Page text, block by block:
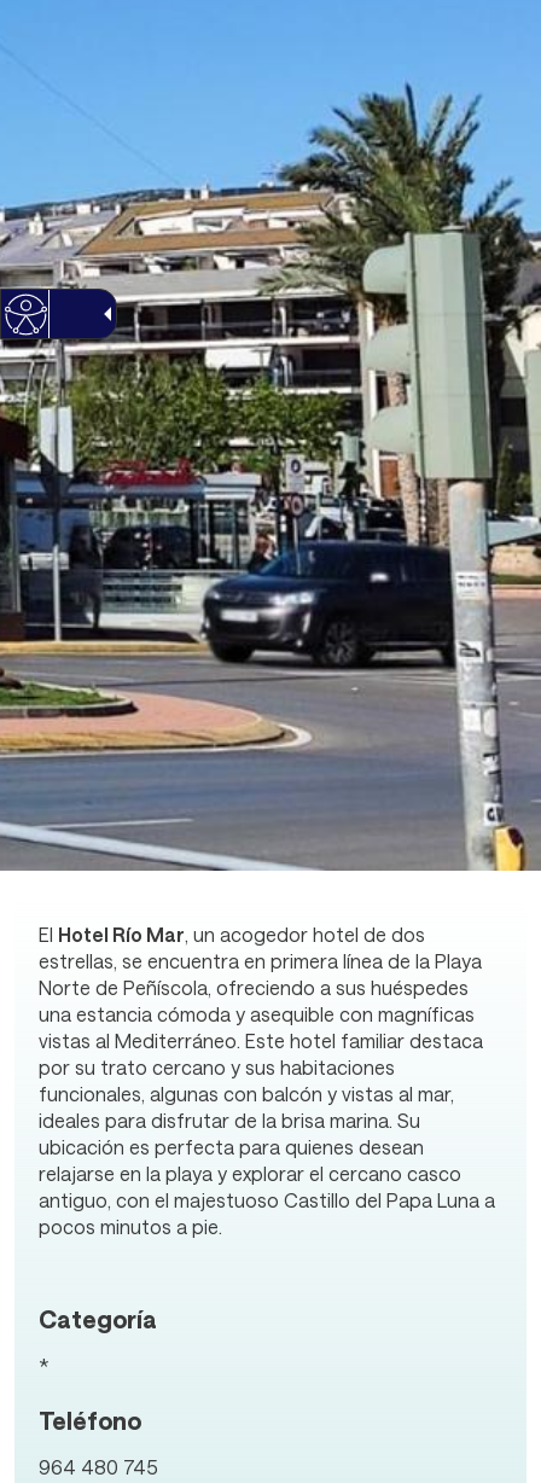
El Hotel Río Mar, un acogedor hotel de dos
estrellas, se encuentra en primera línea de la Playa
Norte de Peñíscola, ofreciendo a sus huéspedes
una estancia cómoda y asequible con magníficas
vistas al Mediterráneo. Este hotel familiar destaca
por su trato cercano y sus habitaciones
funcionales, algunas con balcón y vistas al mar,
ideales para disfrutar de la brisa marina. Su
ubicación es perfecta para quienes desean
relajarse en la playa y explorar el cercano casco
antiguo, con el majestuoso Castillo del Papa Luna a
pocos minutos a pie.
Categoría
*
Teléfono
964 480 745